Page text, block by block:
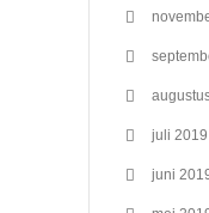
juli 2019
juni